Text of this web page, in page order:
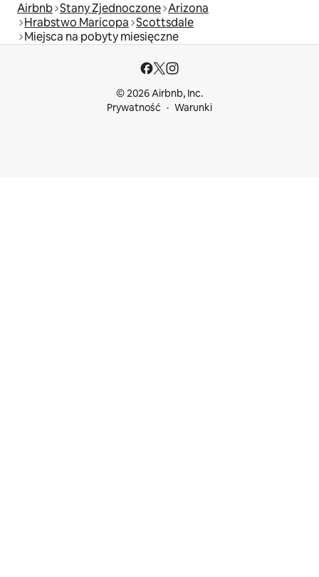
Airbnb Stany Zjednoczone Arizona
Hrabstwo Maricopa Scottsdale
Miejsca na pobyty miesięczne
© 2026 Airbnb, Inc.
Prywatność
Warunki